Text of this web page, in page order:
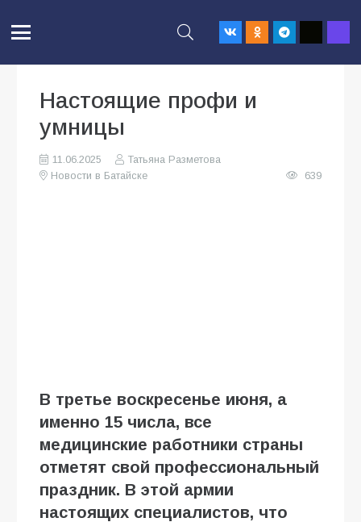
Настоящие профи и
умницы
11.06.2025
Татьяна Разметова
Новости в Батайске
639
В третье воскресенье июня, а
именно 15 числа, все
медицинские работники страны
отметят свой профессиональный
праздник. В этой армии
настоящих специалистов, что